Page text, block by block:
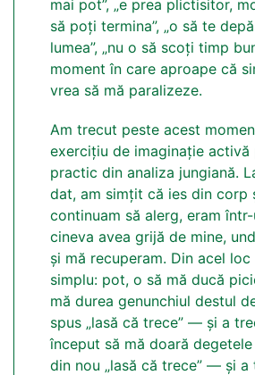
mai pot”, „e prea plictisitor,
să poți termina”, „o să te
lumea”, „nu o să scoți timp
moment în care aproape că
vrea să mă paralizeze.
Am trecut peste acest
exercițiu de imaginație activă
practic din analiza jungiană.
dat, am simțit că ies din corp
continuam să alerg, eram
cineva avea grijă de mine,
și mă recuperam. Din acel
simplu: pot, o să mă ducă
mă durea genunchiul destul
spus „lasă că trece” — și a
început să mă doară
din nou „lasă că trece” — și a